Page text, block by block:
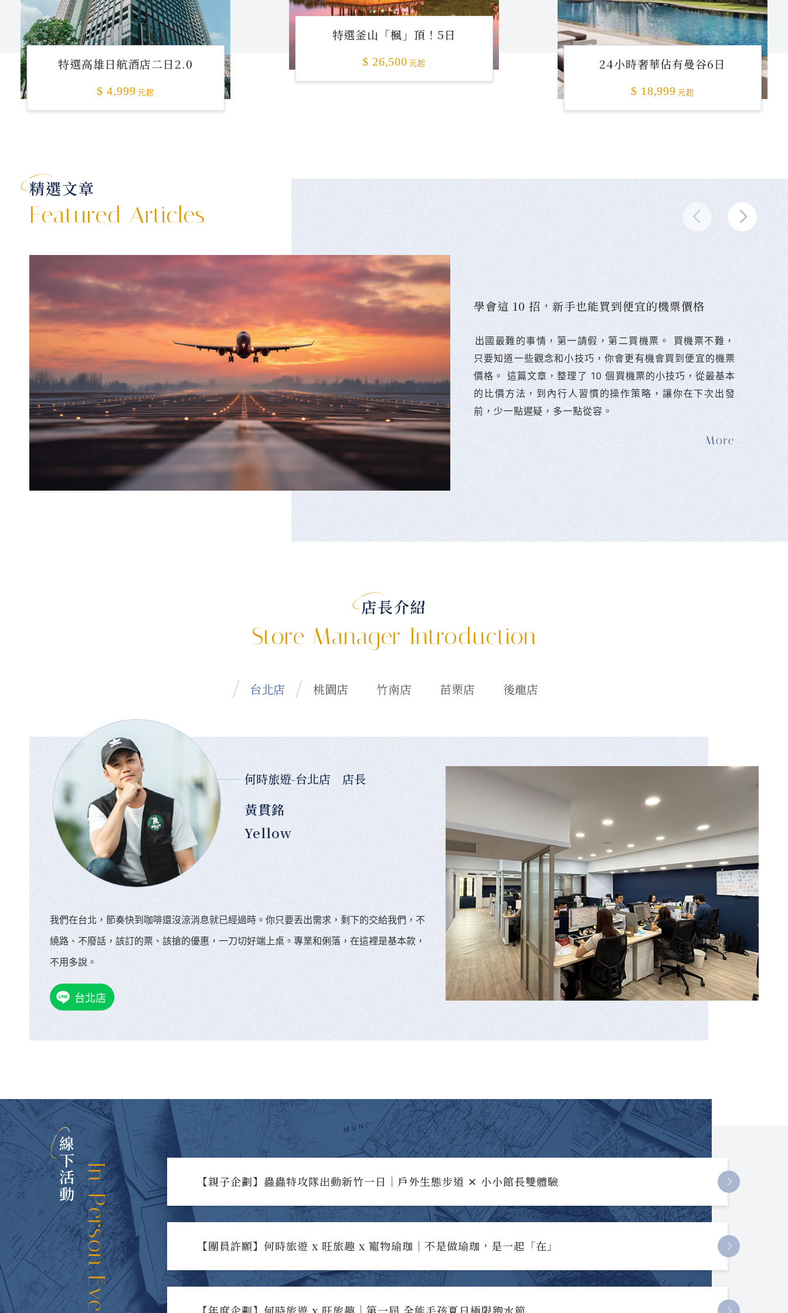
特選高雄日航酒店二日2.0
$ 4,999 元起
特選釜山「楓」頂！5日
$ 26,500 元起 24小時奢華佔有曼谷6日
$ 18,999 元起
精選文章
Featured Articles
學會這 10 招，新手也能買到便宜的機票價格
󠀠出國最難的事情，第一請假，第二買機票。 󠀠買機票不難，
只要知道一些觀念和小技巧，你會更有機會買到便宜的機票
價格。 這篇文章，整理了 10 個買機票的小技巧，從最基本
的比價方法，到內行人習慣的操作策略，讓你在下次出發
前，少一點遲疑，多一點從容。
店長介紹
Store Manager Introduction
台北店 桃園店 竹南店 苗栗店 後龍店
何時旅遊-台北店 店長
黃貫銘
Yellow
我們在台北，節奏快到咖啡還沒涼消息就已經過時。你只要丟出需求，剩下的交給我們，不
繞路、不廢話，該訂的票、該搶的優惠，一刀切好端上桌。專業和俐落，在這裡是基本款，
不用多說。
台北店
線下活動In-Person Events 【親子企劃】蟲蟲特攻隊出動新竹一日｜戶外生態步道 ✕ 小小館長雙體驗
【團員許願】何時旅遊 x 旺旅趣 x 寵物瑜珈｜不是做瑜珈，是一起「在」